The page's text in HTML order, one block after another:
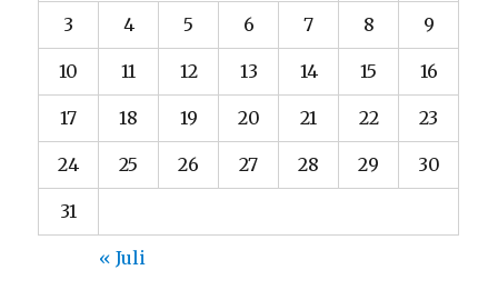
3 4 5 6 7 8 9
10 11 12 13 14 15 16
17 18 19 20 21 22 23
24 25 26 27 28 29 30
31
« Juli